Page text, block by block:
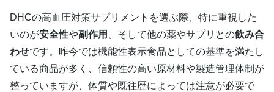
DHCの高血圧対策サプリメントを選ぶ際、特に重視した
いのが安全性や副作用 、そして他の薬やサプリとの飲み合
わせです。昨今では機能性表示食品としての基準を満たし
ている商品が多く、信頼性の高い原材料や製造管理体制が
整っていますが、体質や既往歴によっては注意が必要で